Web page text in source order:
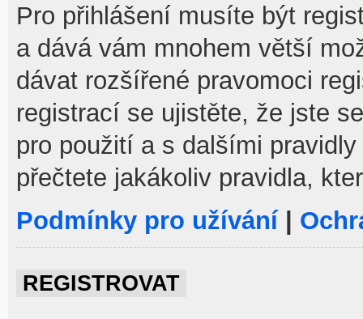
Pro přihlášení musíte být
a dává vám mnohem větší
dávat rozšířené pravomoci
registrací se ujistěte, že jste
pro použití a s dalšími
přečtete jakákoliv pravidla,
Podmínky pro užívání|
REGISTROVAT